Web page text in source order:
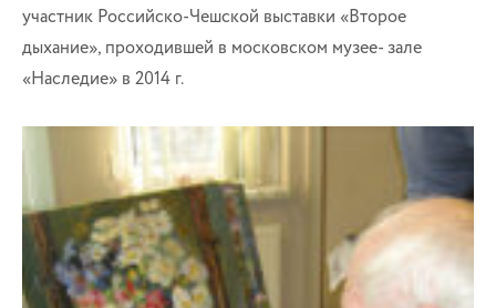
участник Российско-Чешской выставки «Второе
дыхание», проходившей в московском музее- зале
«Наследие» в 2014 г.